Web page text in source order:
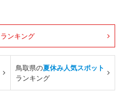
ランキング
鳥取県の夏休み人気スポット
ランキング